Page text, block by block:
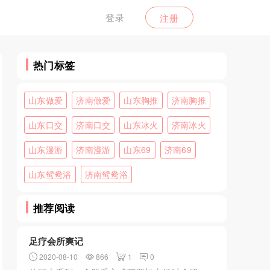
登录 注册
热门标签
山东做爱 济南做爱 山东胸推 济南胸推
山东口交 济南口交 山东冰火 济南冰火
山东漫游 济南漫游 山东69 济南69
山东鸳鸯浴 济南鸳鸯浴
推荐阅读
足疗会所爽记
2020-08-10 866 1 0